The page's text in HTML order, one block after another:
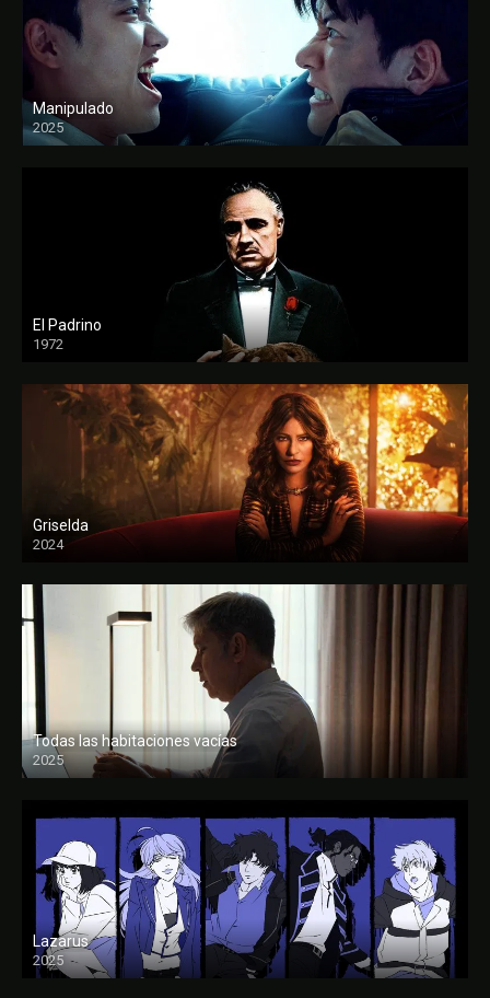
Manipulado
2025
El Padrino
1972
FULL HD
Griselda
2024
Todas las habitaciones vacías
2025
FULL HD
Lazarus
2025